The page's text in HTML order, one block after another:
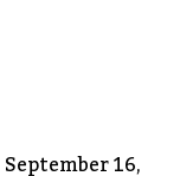
September 16,